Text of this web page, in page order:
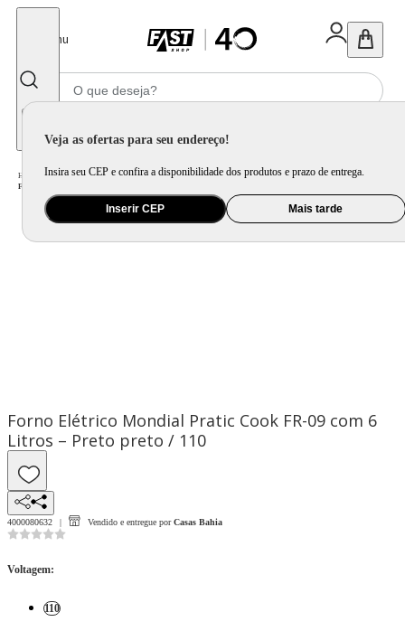
Menu
Veja as ofertas para seu endereço!
Insira seu CEP e confira a disponibilidade dos produtos e prazo de entrega.
Inserir CEP Mais tarde
Home Eletroportátil / Preparo de Alimento / Forno Elétrico /
Forno Elétrico Mondial Pratic Cook FR-09 com 6 Litros – Preto
Forno Elétrico Mondial Pratic Cook FR-09 com 6
Litros – Preto preto / 110
4000080632 Vendido e entregue por Casas Bahia
Voltagem:
110